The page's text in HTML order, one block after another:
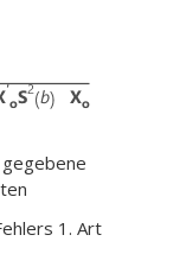
1. Art